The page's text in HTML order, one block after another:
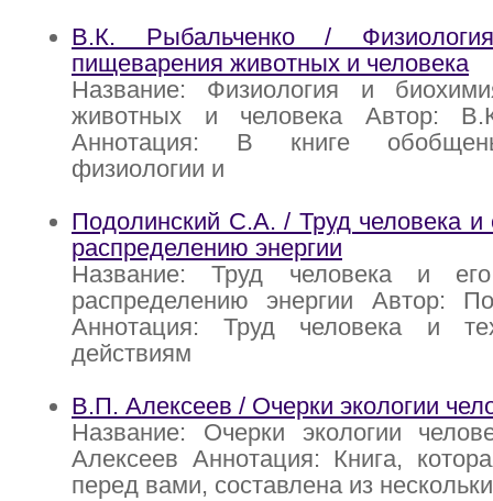
В.К. Рыбальченко /
пищеварения животных и человека
Название: Физиология и
животных и человека Автор:
Аннотация: В книге
физиологии и
Подолинский С.А. / Труд человека и
распределению энергии
Название: Труд человека и
распределению энергии Автор:
Аннотация: Труд человека и
действиям
В.П. Алексеев / Очерки экологии
Название: Очерки экологии
Алексеев Аннотация: Книга,
перед вами, составлена из